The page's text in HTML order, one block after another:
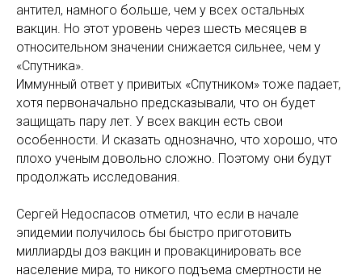
антител, намного больше, чем у всех остальных
вакцин. Но этот уровень через шесть месяцев в
относительном значении снижается сильнее, чем у
«Спутника».
Иммунный ответ у привитых «Спутником» тоже падает,
хотя первоначально предсказывали, что он будет
защищать пару лет. У всех вакцин есть свои
особенности. И сказать однозначно, что хорошо, что
плохо ученым довольно сложно. Поэтому они будут
продолжать исследования.
Сергей Недоспасов отметил, что если в начале
эпидемии получилось бы быстро приготовить
миллиарды доз вакцин и провакцинировать все
население мира, то никого подъема смертности не